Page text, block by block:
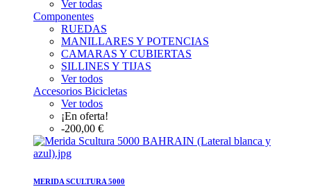
Ver todas
Componentes
RUEDAS
MANILLARES Y POTENCIAS
CAMARAS Y CUBIERTAS
SILLINES Y TIJAS
Ver todos
Accesorios Bicicletas
Ver todos
¡En oferta!
-200,00 €
MERIDA SCULTURA 5000